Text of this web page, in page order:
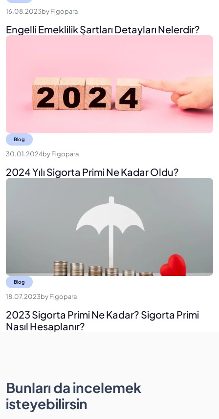
16.08.2023byFigopara
Engelli Emeklilik Şartları Detayları Nelerdir?
Blog
30.01.2024byFigopara
2024 Yılı Sigorta Primi Ne Kadar Oldu?
Blog
18.07.2023byFigopara
2023 Sigorta Primi Ne Kadar? Sigorta Primi
Nasıl Hesaplanır?
Bunları da incelemek
isteyebilirsin